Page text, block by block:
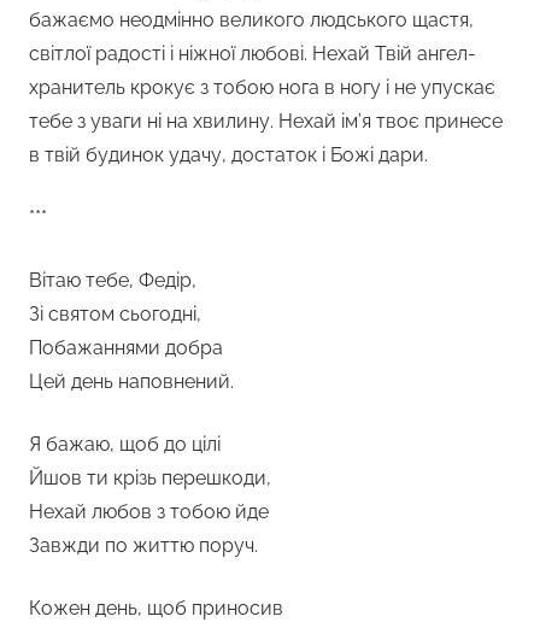
бажаємо неодмінно великого людського щастя,
світлої радості і ніжної любові. Нехай Твій ангел-
хранитель крокує з тобою нога в ногу і не упускає
тебе з уваги ні на хвилину. Нехай ім’я твоє принесе
в твій будинок удачу, достаток і Божі дари.
***
Вітаю тебе, Федір,
Зі святом сьогодні,
Побажаннями добра
Цей день наповнений.
Я бажаю, щоб до цілі
Йшов ти крізь перешкоди,
Нехай любов з тобою йде
Завжди по життю поруч.
Кожен день, щоб приносив